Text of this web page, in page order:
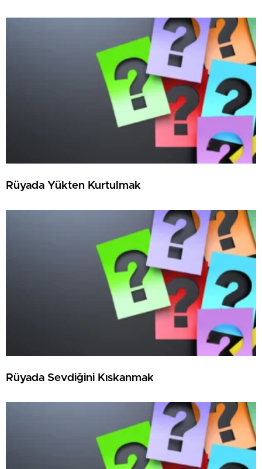
Rüyada Yükten Kurtulmak
Rüyada Sevdiğini Kıskanmak